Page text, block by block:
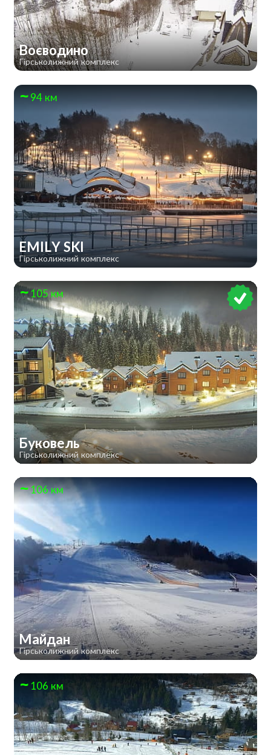
Воєводино
Гірськолижний комплекс
94 км
EMILY SKI
Гірськолижний комплекс
105 км
Буковель
Гірськолижний комплекс
106 км
Майдан
Гірськолижний комплекс
106 км